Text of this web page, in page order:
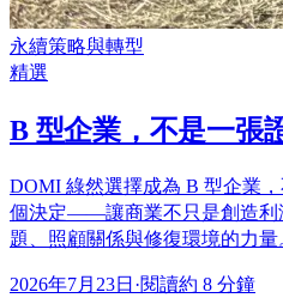
永續策略與轉型
精選
B 型企業，不是一張
DOMI 綠然選擇成為 B 型企業
個決定——讓商業不只是創造利
題、照顧關係與修復環境的力量
2026年7月23日 ·閱讀約 8 分鐘